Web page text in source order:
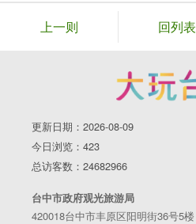
上一则 回列表
更新日期：2026-08-09
今日浏览：423
总访客数：24682966
台中市政府观光旅游局
420018台中市丰原区阳明街36号5楼